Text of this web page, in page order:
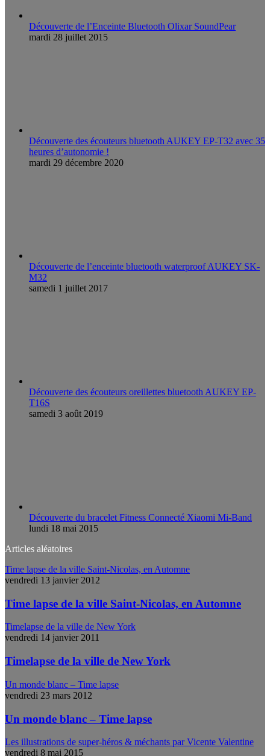
Découverte de l’Enceinte Bluetooth Olixar SoundPear
mardi 28 juillet 2015
Découverte des écouteurs bluetooth AUKEY EP-T32 avec 35
heures d’autonomie !
mardi 29 décembre 2020
Découverte de l’enceinte bluetooth waterproof AUKEY SK-
M32
samedi 1 juillet 2017
Découverte des écouteurs oreillettes bluetooth AUKEY EP-
T16S
samedi 3 août 2019
Découverte du bracelet Fitness Connecté Xiaomi Mi-Band
lundi 18 mai 2015
Articles aléatoires
Time lapse de la ville Saint-Nicolas, en Automne
vendredi 13 janvier 2012
Time lapse de la ville Saint-Nicolas, en Automne
Timelapse de la ville de New York
vendredi 14 janvier 2011
Timelapse de la ville de New York
Un monde blanc – Time lapse
vendredi 23 mars 2012
Un monde blanc – Time lapse
Les illustrations de super-héros & méchants par Vicente Valentine
vendredi 8 mai 2015